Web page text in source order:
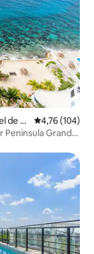
de C
Évaluation
4,76 (104)
Grand